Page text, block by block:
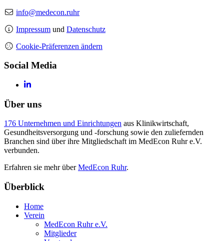
info@medecon.ruhr
Impressum und Datenschutz
Cookie-Präferenzen ändern
Social Media
Über uns
176 Unternehmen und Einrichtungen aus Klinikwirtschaft,
Gesundheitsversorgung und -forschung sowie den zuliefernden
Branchen sind über ihre Mitgliedschaft im MedEcon Ruhr e.V.
verbunden.
Erfahren sie mehr überMedEcon Ruhr.
Überblick
Home
Verein
MedEcon Ruhr e.V.
Mitglieder